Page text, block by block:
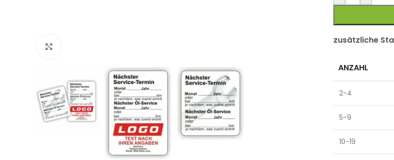
zusätzliche
ANZAHL
2-4
5-9
10-19